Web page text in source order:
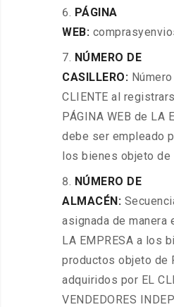
PÁGINA
WEB:
NÚMERO DE
CASILLERO:
CLIENTE al
PÁGINA WEB de LA
debe ser empleado
los bienes objeto de
NÚMERO DE
ALMACÉN:
asignada de manera
LA EMPRESA a los
productos objeto de
adquiridos por EL
VENDEDORES